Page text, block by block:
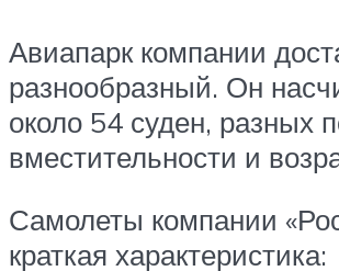
Авиапарк компании
разнообразный. Он
около 54 суден, разных
вместительности и
Самолеты компании
краткая характеристика: